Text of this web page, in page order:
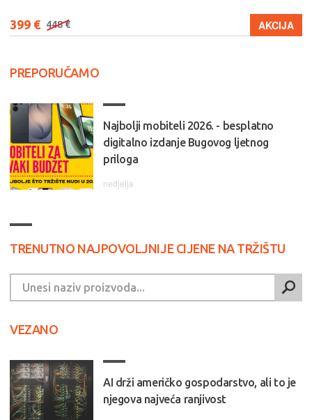
399 € 448 € AKCIJA
PREPORUČAMO
Najbolji mobiteli 2026. - besplatno
digitalno izdanje Bugovog ljetnog
priloga
nedjelja
TRENUTNO NAJPOVOLJNIJE CIJENE NA TRŽIŠTU
VEZANO
AI drži američko gospodarstvo, ali to je
njegova najveća ranjivost